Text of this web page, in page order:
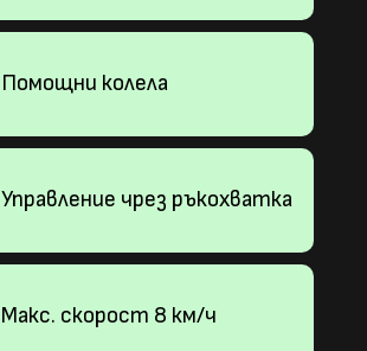
Помощни колела
Управление чрез ръкохватка
Макс. скорост 8 км/ч